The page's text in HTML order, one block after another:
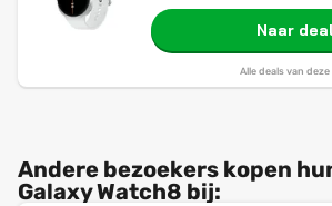
Turkije gegarandeerd)
Naar
Alle deals van deze
Andere bezoekers kopen
Galaxy Watch8 bij: